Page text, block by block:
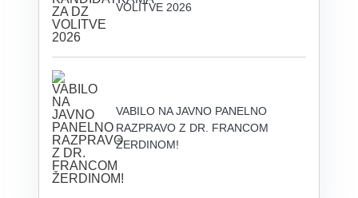
VOLITVE 2026
VABILO NA JAVNO PANELNO
RAZPRAVO Z DR. FRANCOM
ŽERDINOM!